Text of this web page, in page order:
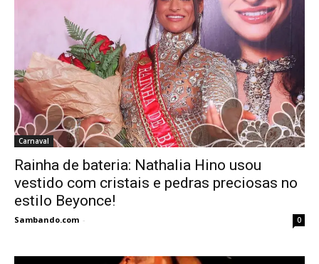
Carnaval
Rainha de bateria: Nathalia Hino usou
vestido com cristais e pedras preciosas no
estilo Beyonce!
Sambando.com - 0